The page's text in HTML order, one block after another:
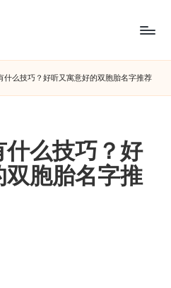
什么技巧？好听又寓意好的双胞胎名字推荐
么技巧？好
胞胎名字推